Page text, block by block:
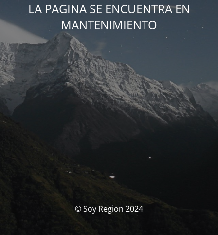
LA PAGINA SE ENCUENTRA EN
MANTENIMIENTO
© Soy Region 2024